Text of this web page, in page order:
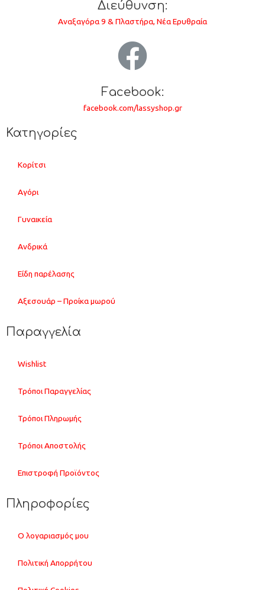
Διεύθυνση:
Αναξαγόρα 9 & Πλαστήρα, Νέα Ερυθραία
Facebook:
facebook.com/lassyshop.gr
Κατηγορίες
Κορίτσι
Αγόρι
Γυναικεία
Ανδρικά
Είδη παρέλασης
Αξεσουάρ – Προίκα μωρού
Παραγγελία
Wishlist
Τρόποι Παραγγελίας
Τρόποι Πληρωμής
Τρόποι Αποστολής
Επιστροφή Προϊόντος
Πληροφορίες
Ο λογαριασμός μου
Πολιτική Απορρήτου